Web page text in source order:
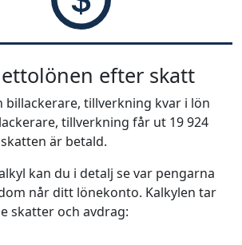
efter skatt
billackerare, tillverkning kvar i lön
tillverkning får ut 19 924
är betald.
kan du i detalj se var pengarna
når ditt lönekonto. Kalkylen tar
skatter och avdrag: